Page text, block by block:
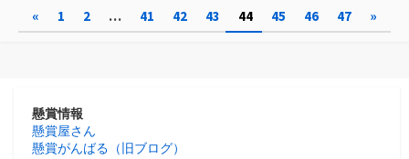
リ
ー
リ
ー
投
ビ
ゲ
« 1 2 … 41 42 43 44 45 46 47 »
懸賞情報
懸賞屋さん
懸賞がんばる（旧ブログ）